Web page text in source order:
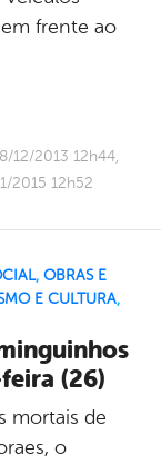
frente ao
12/2013 12h44,
2015 12h52
, OBRAS E
E CULTURA,
(26)
mortais de
o